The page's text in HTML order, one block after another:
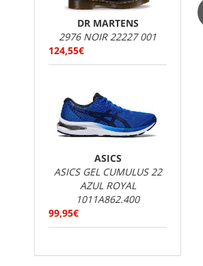
DR MARTENS
2976 NOIR 22227 001
124,55€
ASICS
ASICS GEL CUMULUS 22
AZUL ROYAL
1011A862.400
99,95€